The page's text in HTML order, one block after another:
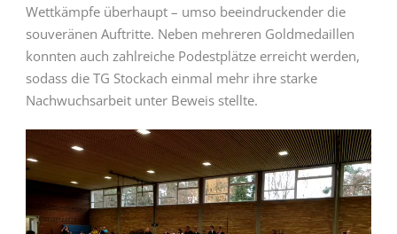
Wettkämpfe überhaupt – umso beeindruckender die
souveränen Auftritte. Neben mehreren Goldmedaillen
konnten auch zahlreiche Podestplätze erreicht werden,
sodass die TG Stockach einmal mehr ihre starke
Nachwuchsarbeit unter Beweis stellte.